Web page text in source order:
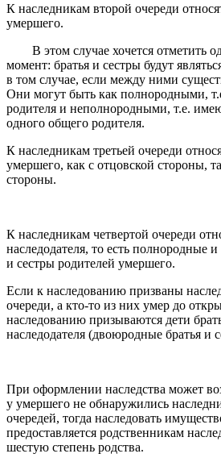
К наследникам второй очереди
умершего.
В этом случае хочется отметить
момент: братья и сестры будут
в том случае, если между ними
Они могут быть как полнородными,
родителя и неполнородными, т.е.
одного общего родителя.
К наследникам третьей очереди
умершего, как с отцовской стороны,
стороны.
К наследникам четвертой очереди
наследодателя, то есть полнородные
и сестры родителей умершего.
Если к наследованию призваны
очереди, а кто-то из них умер до
наследованию призываются дети
наследодателя (двоюродные братья и
При оформлении наследства может
у умершего не обнаружились
очередей, тогда наследовать
предоставляется родственникам
шестую степень родства.